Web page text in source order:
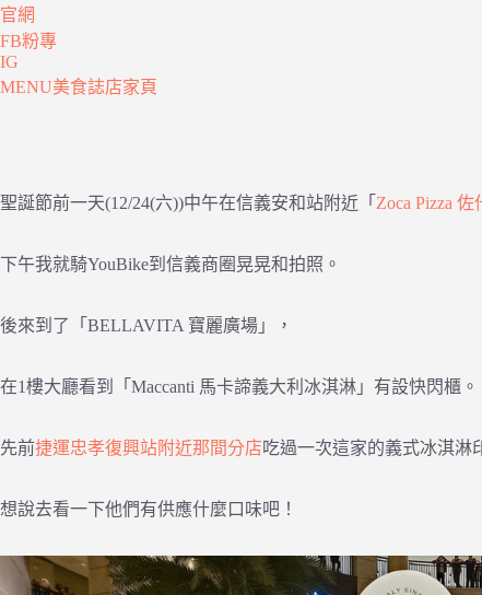
官網
FB粉專
IG
MENU美食誌店家頁
聖誕節前一天(12/24(六))中午在信義安和站附近「 Zoca Pizza 佐
下午我就騎YouBike到信義商圈晃晃和拍照。
後來到了「BELLAVITA 寶麗廣場」，
在1樓大廳看到「Maccanti 馬卡諦義大利冰淇淋」有設快閃櫃。
先前捷運忠孝復興站附近那間分店吃過一次這家的義式冰淇淋
想說去看一下他們有供應什麼口味吧！